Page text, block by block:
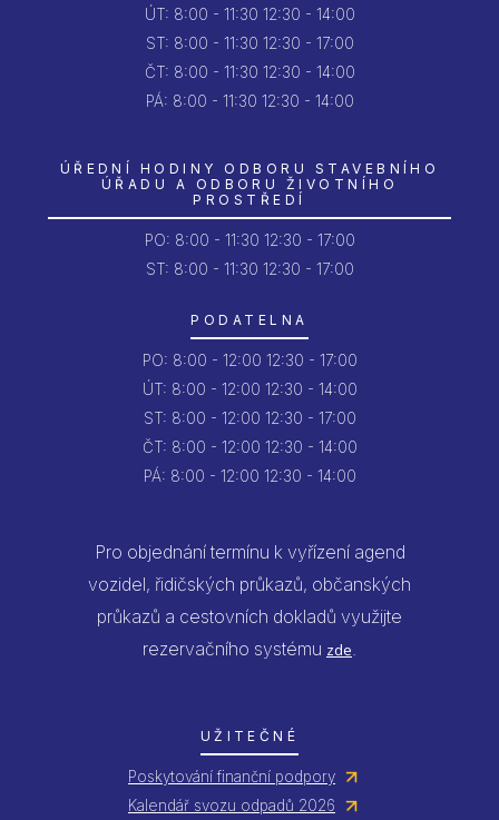
ÚT: 8:00 - 11:30 12:30 - 14:00
ST: 8:00 - 11:30 12:30 - 17:00
ČT: 8:00 - 11:30 12:30 - 14:00
PÁ: 8:00 - 11:30 12:30 - 14:00
ÚŘEDNÍ HODINY ODBORU STAVEBNÍHO
ÚŘADU A ODBORU ŽIVOTNÍHO
PROSTŘEDÍ
PO: 8:00 - 11:30 12:30 - 17:00
ST: 8:00 - 11:30 12:30 - 17:00
PODATELNA
PO: 8:00 - 12:00 12:30 - 17:00
ÚT: 8:00 - 12:00 12:30 - 14:00
ST: 8:00 - 12:00 12:30 - 17:00
ČT: 8:00 - 12:00 12:30 - 14:00
PÁ: 8:00 - 12:00 12:30 - 14:00
Pro objednání termínu k vyřízení agend
vozidel, řidičských průkazů, občanských
průkazů a cestovních dokladů využijte
rezervačního systému zde.
UŽITEČNÉ
Poskytování finanční podpory
Kalendář svozu odpadů 2026